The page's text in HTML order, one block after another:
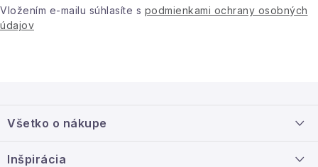
Vložením e-mailu súhlasíte s podmienkami ochrany osobných
údajov
p
ä
Všetko o nákupe
Inšpirácia